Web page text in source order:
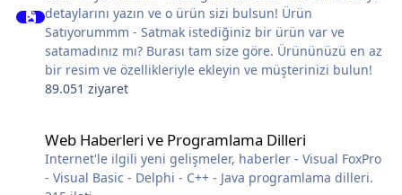
detaylarını yazın ve o ürün sizi bulsun! Ürün
Satıyorummm - Satmak istediğiniz bir ürün var ve
satamadınız mı? Burası tam size göre. Ürününüzü en az
bir resim ve özellikleriyle ekleyin ve müşterinizi bulun!
89.051 ziyaret
Web Haberleri ve Programlama Dilleri
Internet'le ilgili yeni gelişmeler, haberler - Visual FoxPro
- Visual Basic - Delphi - C++ - Java programlama dilleri.